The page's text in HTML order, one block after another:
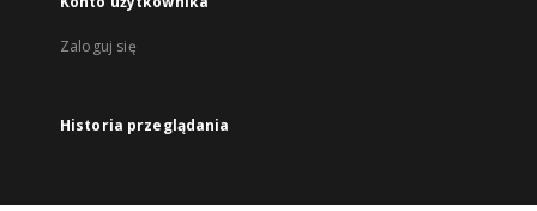
Zaloguj się
Historia przeglądania